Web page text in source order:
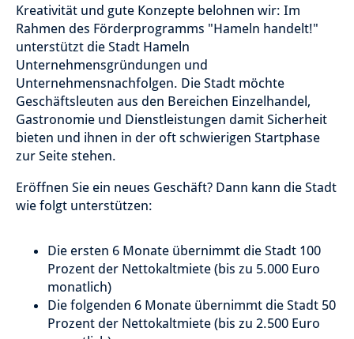
Kreativität und gute Konzepte belohnen wir: Im
Rahmen des Förderprogramms "Hameln handelt!"
unterstützt die Stadt Hameln
Unternehmensgründungen und
Unternehmensnachfolgen. Die Stadt möchte
Geschäftsleuten aus den Bereichen Einzelhandel,
Gastronomie und Dienstleistungen damit Sicherheit
bieten und ihnen in der oft schwierigen Startphase
zur Seite stehen.
Eröffnen Sie ein neues Geschäft? Dann kann die Stadt
wie folgt unterstützen:
Die ersten 6 Monate übernimmt die Stadt 100
Prozent der Nettokaltmiete (bis zu 5.000 Euro
monatlich)
Die folgenden 6 Monate übernimmt die Stadt 50
Prozent der Nettokaltmiete (bis zu 2.500 Euro